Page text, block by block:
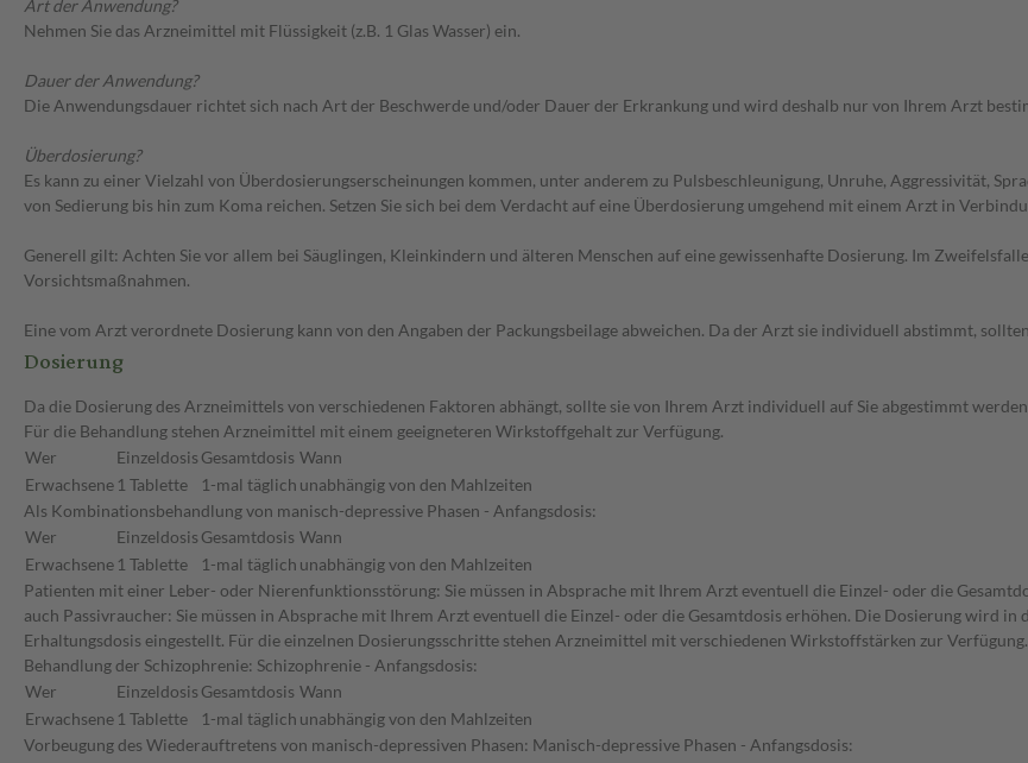
Art der Anwendung?
Nehmen Sie das Arzneimittel mit Flüssigkeit (z.B. 1 Glas Wasser) ein.
Dauer der Anwendung?
Die Anwendungsdauer richtet sich nach Art der Beschwerde und/oder Dauer der Erkrankung und wird deshalb nur von Ihrem Arzt
Überdosierung?
Es kann zu einer Vielzahl von Überdosierungserscheinungen kommen, unter anderem zu Pulsbeschleunigung, Unruhe, Aggressivität,
von Sedierung bis hin zum Koma reichen. Setzen Sie sich bei dem Verdacht auf eine Überdosierung umgehend mit einem Arzt in
Generell gilt: Achten Sie vor allem bei Säuglingen, Kleinkindern und älteren Menschen auf eine gewissenhafte Dosierung. Im
Vorsichtsmaßnahmen.
Eine vom Arzt verordnete Dosierung kann von den Angaben der Packungsbeilage abweichen. Da der Arzt sie individuell abstimmt,
Dosierung
Da die Dosierung des Arzneimittels von verschiedenen Faktoren abhängt, sollte sie von Ihrem Arzt individuell auf Sie abgestimmt
Für die Behandlung stehen Arzneimittel mit einem geeigneteren Wirkstoffgehalt zur Verfügung.
Wer
Einzeldosis Gesamtdosis Wann
Erwachsene 1 Tablette 1-mal täglich unabhängig von den Mahlzeiten
Als Kombinationsbehandlung von manisch-depressive Phasen - Anfangsdosis:
Wer
Einzeldosis Gesamtdosis Wann
Erwachsene 1 Tablette 1-mal täglich unabhängig von den Mahlzeiten
Patienten mit einer Leber- oder Nierenfunktionsstörung: Sie müssen in Absprache mit Ihrem Arzt eventuell die Einzel- oder die
auch Passivraucher: Sie müssen in Absprache mit Ihrem Arzt eventuell die Einzel- oder die Gesamtdosis erhöhen. Die Dosierung wird
Erhaltungsdosis eingestellt. Für die einzelnen Dosierungsschritte stehen Arzneimittel mit verschiedenen Wirkstoffstärken zur
Behandlung der Schizophrenie: Schizophrenie - Anfangsdosis:
Wer
Einzeldosis Gesamtdosis Wann
Erwachsene 1 Tablette 1-mal täglich unabhängig von den Mahlzeiten
Vorbeugung des Wiederauftretens von manisch-depressiven Phasen: Manisch-depressive Phasen - Anfangsdosis: